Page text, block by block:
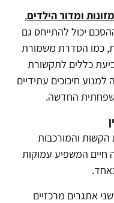
ומדור הילדים,
יכול להתייחס גם
כמו הסדרת משמורת
כללים לתקשורת
חיכוכים עתידיים
החדשה.
והמורכבות
המשפיע עמוקות
אתגרים מרכזיים